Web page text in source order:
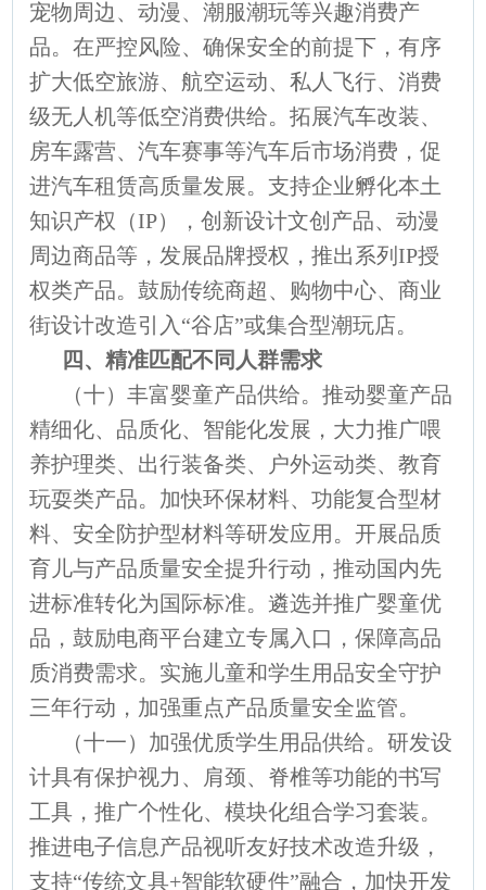
宠物周边、动漫、潮服潮玩等兴趣消费产
品。在严控风险、确保安全的前提下，有序
扩大低空旅游、航空运动、私人飞行、消费
级无人机等低空消费供给。拓展汽车改装、
房车露营、汽车赛事等汽车后市场消费，促
进汽车租赁高质量发展。支持企业孵化本土
知识产权（IP），创新设计文创产品、动漫
周边商品等，发展品牌授权，推出系列IP授
权类产品。鼓励传统商超、购物中心、商业
街设计改造引入“谷店”或集合型潮玩店。
四、精准匹配不同人群需求
（十）丰富婴童产品供给。推动婴童产品
精细化、品质化、智能化发展，大力推广喂
养护理类、出行装备类、户外运动类、教育
玩耍类产品。加快环保材料、功能复合型材
料、安全防护型材料等研发应用。开展品质
育儿与产品质量安全提升行动，推动国内先
进标准转化为国际标准。遴选并推广婴童优
品，鼓励电商平台建立专属入口，保障高品
质消费需求。实施儿童和学生用品安全守护
三年行动，加强重点产品质量安全监管。
（十一）加强优质学生用品供给。研发设
计具有保护视力、肩颈、脊椎等功能的书写
工具，推广个性化、模块化组合学习套装。
推进电子信息产品视听友好技术改造升级，
支持“传统文具+智能软硬件”融合，加快开发